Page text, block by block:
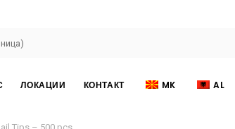
ЛОКАЦИИ КОНТАКТ MK AL